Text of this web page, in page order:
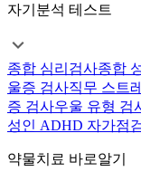
자기분석 테스트
종합 심리검사종합
울증 검사직무 스트
증 검사우울 유형 검
성인 ADHD 자가점
약물치료 바로알기